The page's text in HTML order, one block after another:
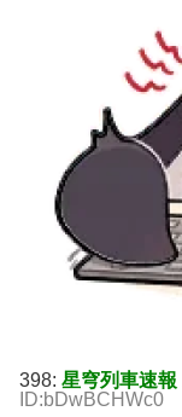
398: 星穹列車速報
ID:bDwBCHWc0